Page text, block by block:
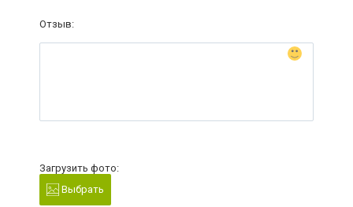
Отзыв:
Загрузить фото:
Выбрать